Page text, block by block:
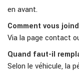
en avant.
Comment vous
Via la page contact
Quand faut-il
Selon le véhicule, la